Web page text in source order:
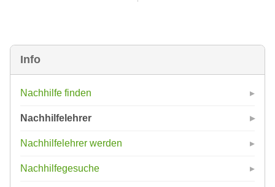
Info
Nachhilfe finden
Nachhilfelehrer
Nachhilfelehrer werden
Nachhilfegesuche